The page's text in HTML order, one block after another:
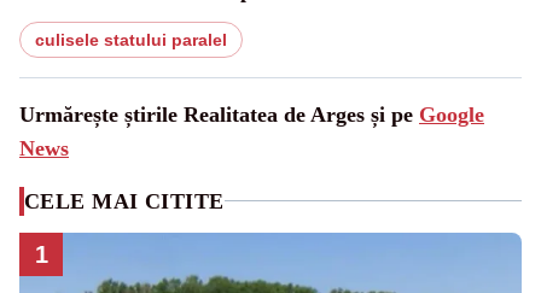
culisele statului paralel
Urmărește știrile Realitatea de Arges și pe Google
News
CELE MAI CITITE
1